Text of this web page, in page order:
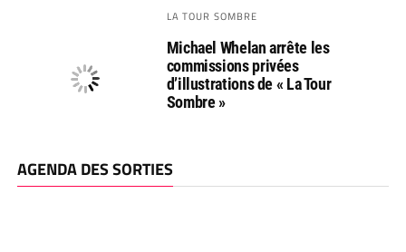
LA TOUR SOMBRE
Michael Whelan arrête les
commissions privées
d’illustrations de « La Tour
Sombre »
AGENDA DES SORTIES